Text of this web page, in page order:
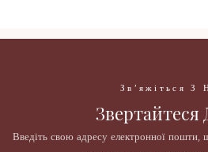
Зв'яжіться З
Звертайтеся
Введіть свою адресу електронної пошти,